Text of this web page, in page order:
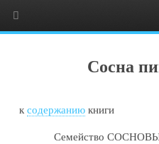
Сосна
ксодержанию книги
Семейство